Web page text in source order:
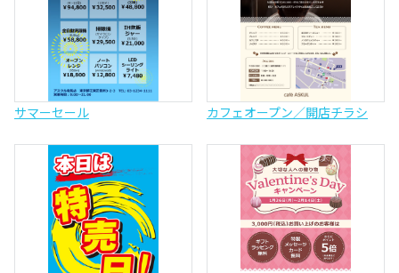
サマーセール カフェオープン／開店チラシ